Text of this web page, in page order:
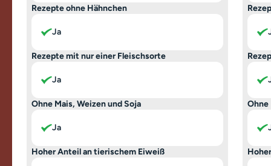
Rezepte ohne Hähnchen
Ja
Rezepte mit nur einer Fleischsorte
Ja
Ohne Mais, Weizen und Soja
Ja
Hoher Anteil an tierischem Eiweiß
Ohne